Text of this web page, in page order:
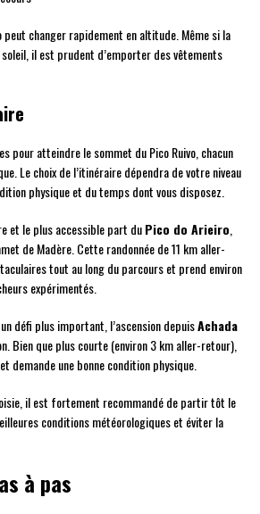
peut changer rapidement en altitude. Même si la
soleil, il est prudent d’emporter des vêtements
pour atteindre le sommet du Pico Ruivo, chacun
Le choix de l’itinéraire dépendra de votre niveau
physique et du temps dont vous disposez.
et le plus accessible part duPico do Arieiro,
de Madère. Cette randonnée de 11 km aller-
tout au long du parcours et prend environ
expérimentés.
défi plus important, l’ascension depuisAchada
Bien que plus courte (environ 3 km aller-retour),
demande une bonne condition physique.
il est fortement recommandé de partir tôt le
conditions météorologiques et éviter la
à pas